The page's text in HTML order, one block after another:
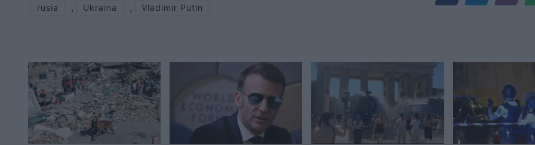
rusia , Ukraina , Vladimir Putin